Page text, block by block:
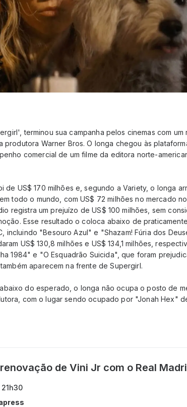
terminou sua campanha pelos cinemas com um
Warner Bros. O longa chegou às
comercial de um filme da editora norte-
de US$ 170 milhões e, segundo a Variety, o longa
todo o mundo, com US$ 72 milhões no mercado
registra um prejuízo de US$ 100 milhões, sem
Esse resultado o coloca abaixo de
incluindo "Besouro Azul" e "Shazam! Fúria dos
US$ 130,8 milhões e US$ 134,1 milhões,
1984" e "O Esquadrão Suicida", que foram
aparecem na frente de Supergirl.
do esperado, o longa não ocupa o posto de
com o lugar sendo ocupado por "Jonah Hex"
de Vini Jr com o Real